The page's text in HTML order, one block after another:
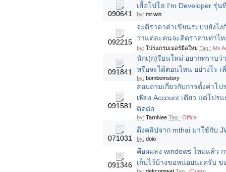
090641
เสื้อโปโล I'm Developer รุ่
by: mr.win
092215
จะตีราคาค่าเขียนระบบยังไ
ว่าแต่ละคนจะคิดราคาเท่าไ
by: โปรแกรมเมอร์มือใหม่ Tag : Ms
091841
นักเ(ก)รียนใหม่ อยากทราบ
หรือจะได้ตอนไหน อย่างไร
by: bombomstory
091581
สอบถามเกี่ยวกับการตั้งค่าโ
เพียง Account เดียว แต่โป
ติดต่อ
by: TarnNee Tag : Office
071031
ดึงคลิปจาก mthai มาใช้กับ
by: doio
091346
คือผมลง windows ใหม่แล้ว
เก็บไว้บ้างขอหน่อยนะครับ